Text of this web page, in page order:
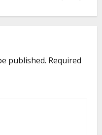
published. Required